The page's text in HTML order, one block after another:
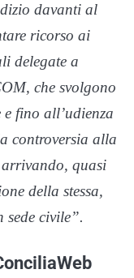
davanti al
ricorso ai
delegate a
che svolgono
fino all’udienza
controversia alla
arrivando, quasi
della stessa,
sede civile”.